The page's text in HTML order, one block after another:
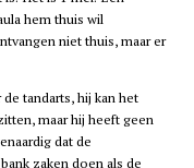
hem thuis wil
niet thuis, maar er
tandarts, hij kan het
maar hij heeft geen
dat de
zaken doen als de